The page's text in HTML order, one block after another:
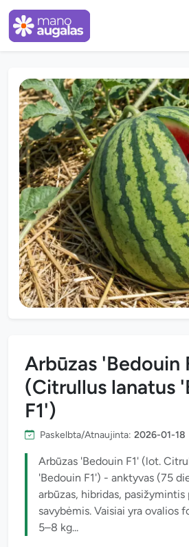
Arbūzas 'Bedouin
(Citrullus lanatus
F1')
Paskelbta/Atnaujinta: 2026-01-18
Arbūzas 'Bedouin F1' (lot.
'Bedouin F1') - anktyvas (75
arbūzas, hibridas,
savybėmis. Vaisiai yra ovalios
5–8 kg...